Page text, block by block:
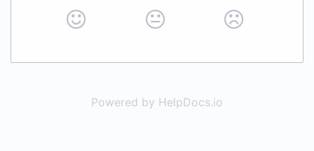
Powered by HelpDocs.io